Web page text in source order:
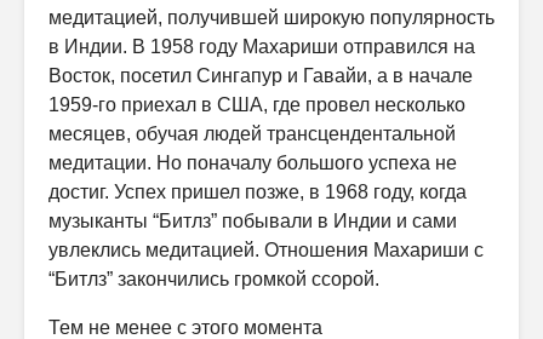
медитацией, получившей широкую популярность
в Индии. В 1958 году Махариши отправился на
Восток, посетил Сингапур и Гавайи, а в начале
1959-го приехал в США, где провел несколько
месяцев, обучая людей трансцендентальной
медитации. Но поначалу большого успеха не
достиг. Успех пришел позже, в 1968 году, когда
музыканты “Битлз” побывали в Индии и сами
увлеклись медитацией. Отношения Махариши с
“Битлз” закончились громкой ссорой.
Тем не менее с этого момента